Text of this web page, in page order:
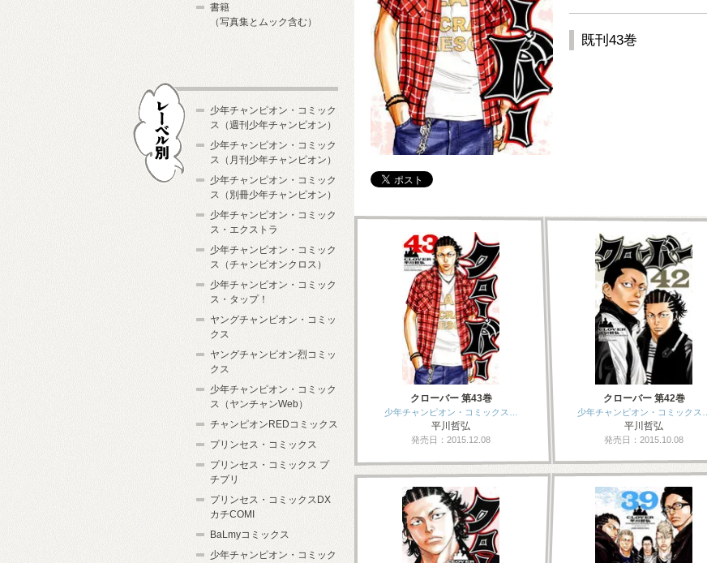
既刊43巻
クローバー 第43巻
少年チャンピオン・コミックス…
平川哲弘
発売日：2015.12.08
クローバー 第42巻
少年チャンピオン・コミックス…
平川哲弘
発売日：2015.10.08
書籍
（写真集とムック含む）
少年チャンピオン・コミック
ス（週刊少年チャンピオン）
少年チャンピオン・コミック
ス（月刊少年チャンピオン）
少年チャンピオン・コミック
ス（別冊少年チャンピオン）
少年チャンピオン・コミック
ス・エクストラ
少年チャンピオン・コミック
ス（チャンピオンクロス）
少年チャンピオン・コミック
ス・タップ！
ヤングチャンピオン・コミッ
クス
ヤングチャンピオン烈コミッ
クス
少年チャンピオン・コミック
ス（ヤンチャンWeb）
チャンピオンREDコミックス
プリンセス・コミックス
プリンセス・コミックス プ
チプリ
プリンセス・コミックスDX
カチCOMI
BaLmyコミックス
少年チャンピオン・コミック